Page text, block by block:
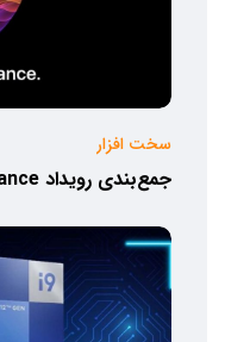
سخت افزار
جمع‌بندی رویداد Peek Performance شرکت اپل